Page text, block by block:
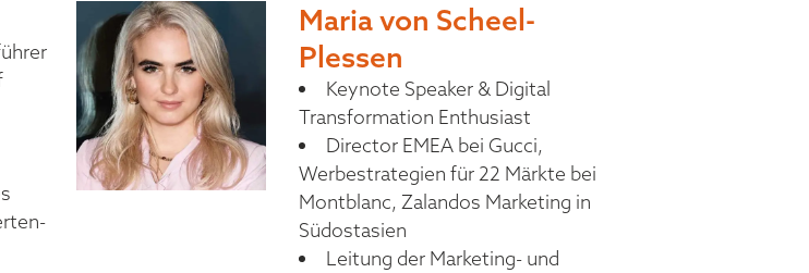
Maria von Scheel-
Plessen
Keynote Speaker & Digital
Transformation Enthusiast
Director EMEA bei Gucci,
Werbestrategien für 22 Märkte bei
Montblanc, Zalandos Marketing in
Südostasien
Leitung der Marketing- und